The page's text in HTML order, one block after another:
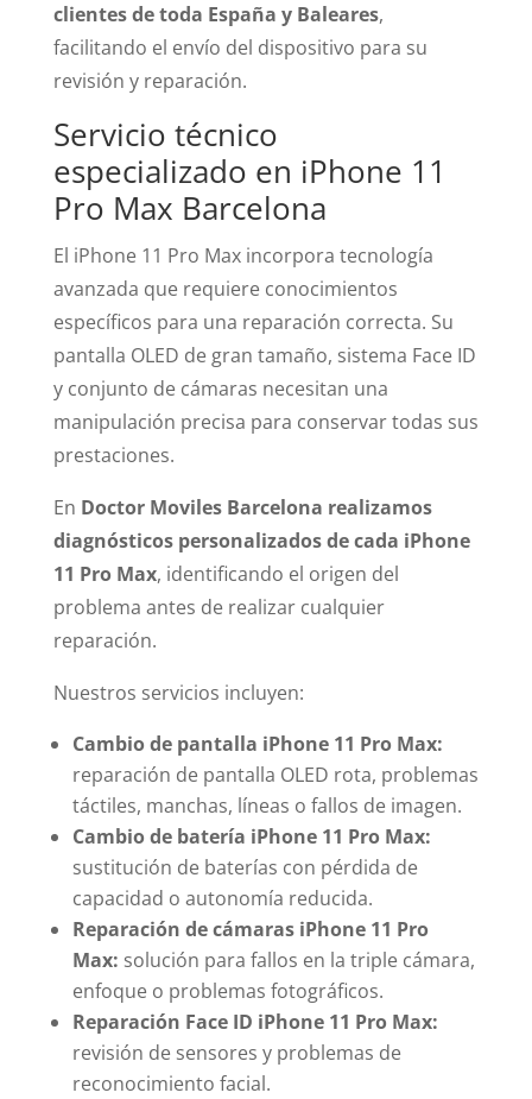
clientes de toda España y Baleares,
facilitando el envío del dispositivo para su
revisión y reparación.
Servicio técnico
especializado en iPhone 11
Pro Max Barcelona
El iPhone 11 Pro Max incorpora tecnología
avanzada que requiere conocimientos
específicos para una reparación correcta. Su
pantalla OLED de gran tamaño, sistema Face ID
y conjunto de cámaras necesitan una
manipulación precisa para conservar todas sus
prestaciones.
En Doctor Moviles Barcelona realizamos
diagnósticos personalizados de cada iPhone
11 Pro Max, identificando el origen del
problema antes de realizar cualquier
reparación.
Nuestros servicios incluyen:
Cambio de pantalla iPhone 11 Pro Max:
reparación de pantalla OLED rota, problemas
táctiles, manchas, líneas o fallos de imagen.
Cambio de batería iPhone 11 Pro Max:
sustitución de baterías con pérdida de
capacidad o autonomía reducida.
Reparación de cámaras iPhone 11 Pro
Max: solución para fallos en la triple cámara,
enfoque o problemas fotográficos.
Reparación Face ID iPhone 11 Pro Max:
revisión de sensores y problemas de
reconocimiento facial.